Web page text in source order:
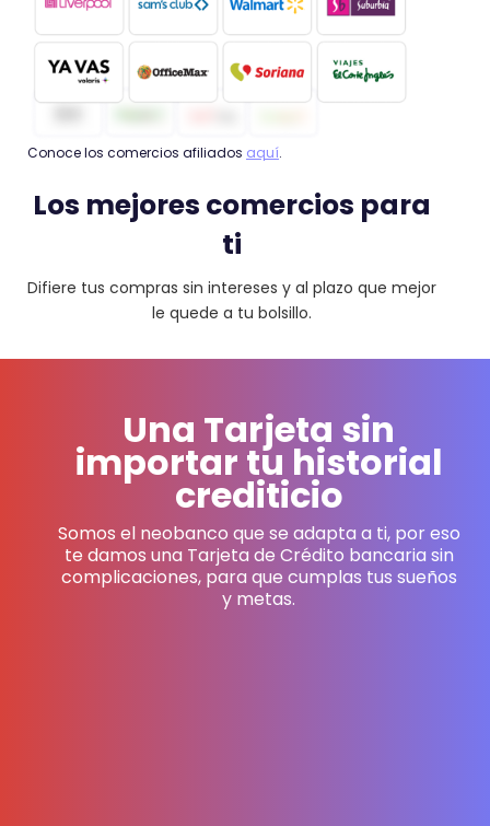
Conoce los comercios afiliados aquí.
Los mejores comercios para
ti
Difiere tus compras sin intereses y al plazo que mejor
le quede a tu bolsillo.
Una Tarjeta sin
importar tu historial
crediticio
Somos el neobanco que se adapta a ti, por eso
te damos una Tarjeta de Crédito bancaria sin
complicaciones, para que cumplas tus sueños
y metas.